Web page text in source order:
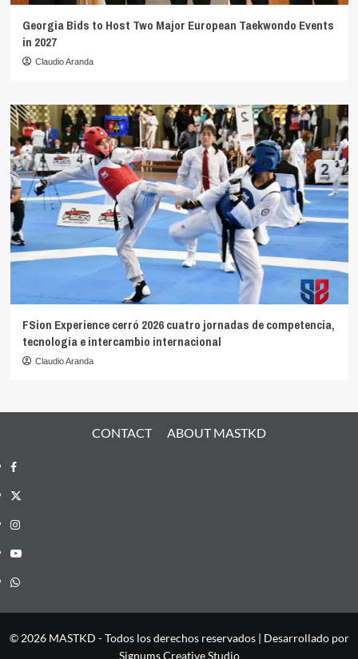
Georgia Bids to Host Two Major European Taekwondo Events
in 2027
Claudio Aranda
FSion Experience cerró 2026 cuatro jornadas de competencia,
tecnología e intercambio internacional
Claudio Aranda
CONTACT ABOUT MASTKD
Facebook
X
Instagram
YouTube
Whatsapp